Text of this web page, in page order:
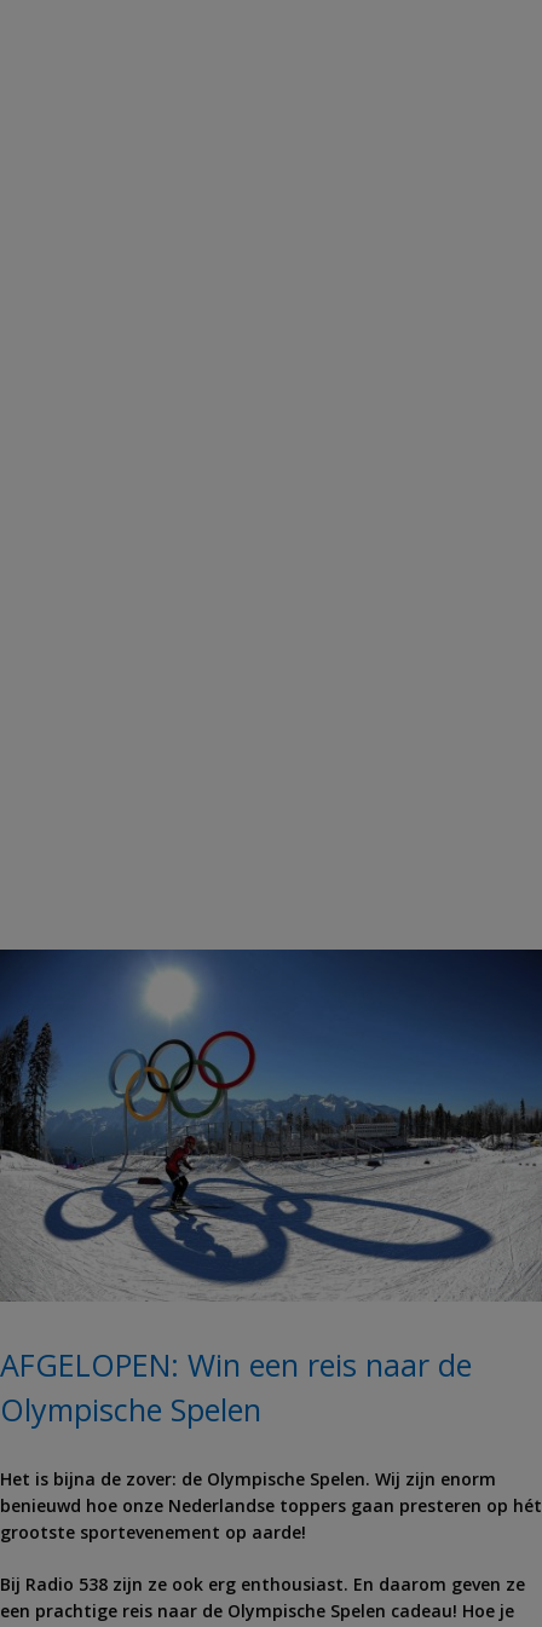
AFGELOPEN: Win een reis naar de
Olympische Spelen
Het is bijna de zover: de Olympische Spelen. Wij zijn enorm
benieuwd hoe onze Nederlandse toppers gaan presteren op hét
grootste sportevenement op aarde!
Bij Radio 538 zijn ze ook erg enthousiast. En daarom geven ze
een prachtige reis naar de Olympische Spelen cadeau! Hoe je